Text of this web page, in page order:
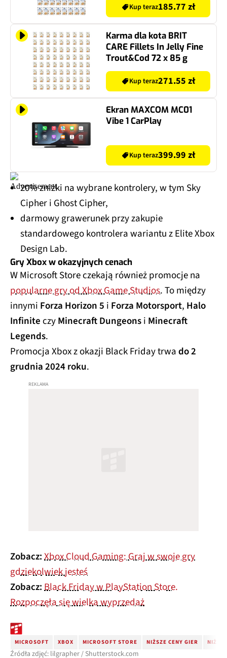
Kup teraz185.77 zł
Karma dla kota BRIT
CARE Fillets In Jelly Fine
Trout&Cod 72 x 85 g
Kup teraz271.55 zł
Ekran MAXCOM MC01
Vibe 1 CarPlay
Kup teraz399.99 zł
20% zniżki na wybrane kontrolery, w tym Sky
Cipher i Ghost Cipher,
darmowy grawerunek przy zakupie
standardowego kontrolera wariantu z Elite Xbox
Design Lab.
Gry Xbox w okazyjnych cenach
W Microsoft Store czekają również promocje na
popularne gry od Xbox Game Studios. To między
innymi Forza Horizon 5 i Forza Motorsport, Halo
InfiniteczyMinecraft Dungeonsi Minecraft
Legends.
Promocja Xbox z okazji Black Friday trwado 2
grudnia 2024 roku.
Zobacz:Xbox Cloud Gaming: Graj w swoje gry
gdziekolwiek jesteś
Zobacz:Black Friday w PlayStation Store.
Rozpoczęła się wielka wyprzedaż
MICROSOFT XBOX MICROSOFT STORE NIŻSZE CENY GIER
Źródła zdjęć: lilgrapher / Shutterstock.com